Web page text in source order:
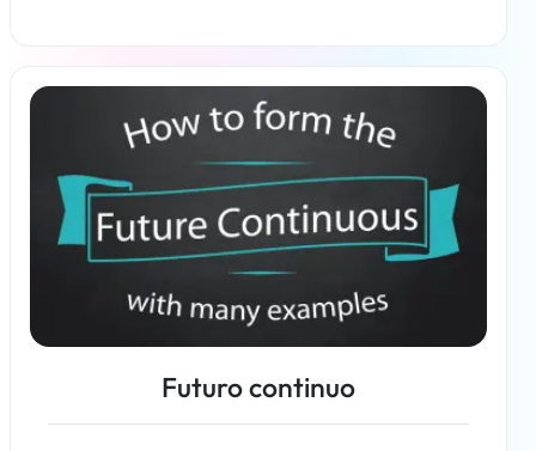
Per saperne di più
Futuro continuo